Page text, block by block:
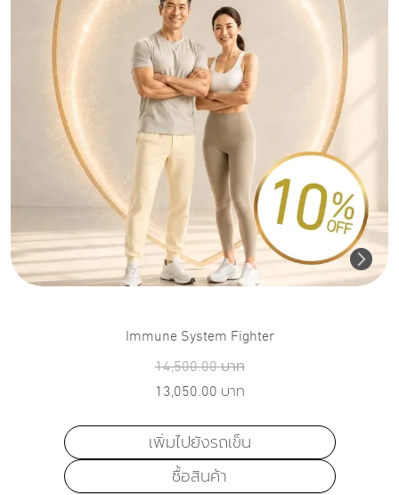
Immune System Fighter
14,500.00 บาท
13,050.00 บาท
เพิ่มไปยังรถเข็น
ซื้อสินค้า